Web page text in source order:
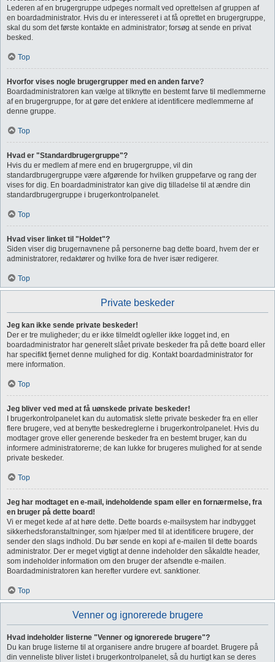
Lederen af en brugergruppe udpeges normalt ved oprettelsen af gruppen af
en boardadministrator. Hvis du er interesseret i at få oprettet en brugergruppe,
skal du som det første kontakte en administrator; forsøg at sende en privat
besked.
Top
Hvorfor vises nogle brugergrupper med en anden farve?
Boardadministratoren kan vælge at tilknytte en bestemt farve til medlemmerne
af en brugergruppe, for at gøre det enklere at identificere medlemmerne af
denne gruppe.
Top
Hvad er "Standardbrugergruppe"?
Hvis du er medlem af mere end en brugergruppe, vil din
standardbrugergruppe være afgørende for hvilken gruppefarve og rang der
vises for dig. En boardadministrator kan give dig tilladelse til at ændre din
standardbrugergruppe i brugerkontrolpanelet.
Top
Hvad viser linket til "Holdet"?
Siden viser dig brugernavnene på personerne bag dette board, hvem der er
administratorer, redaktører og hvilke fora de hver især redigerer.
Top
Private beskeder
Jeg kan ikke sende private beskeder!
Der er tre muligheder; du er ikke tilmeldt og/eller ikke logget ind, en
boardadministrator har generelt slået private beskeder fra på dette board eller
har specifikt fjernet denne mulighed for dig. Kontakt boardadministrator for
mere information.
Top
Jeg bliver ved med at få uønskede private beskeder!
I brugerkontrolpanelet kan du automatisk slette private beskeder fra en eller
flere brugere, ved at benytte beskedreglerne i brugerkontrolpanelet. Hvis du
modtager grove eller generende beskeder fra en bestemt bruger, kan du
informere administratorerne; de kan lukke for brugeres mulighed for at sende
private beskeder.
Top
Jeg har modtaget en e-mail, indeholdende spam eller en fornærmelse, fra
en bruger på dette board!
Vi er meget kede af at høre dette. Dette boards e-mailsystem har indbygget
sikkerhedsforanstaltninger, som hjælper med til at identificere brugere, der
sender den slags indhold. Du bør sende en kopi af e-mailen til dette boards
administrator. Der er meget vigtigt at denne indeholder den såkaldte header,
som indeholder information om den bruger der afsendte e-mailen.
Boardadministratoren kan herefter vurdere evt. sanktioner.
Top
Venner og ignorerede brugere
Hvad indeholder listerne "Venner og ignorerede brugere"?
Du kan bruge listerne til at organisere andre brugere af boardet. Brugere på
din venneliste bliver listet i brugerkontrolpanelet, så du hurtigt kan se deres